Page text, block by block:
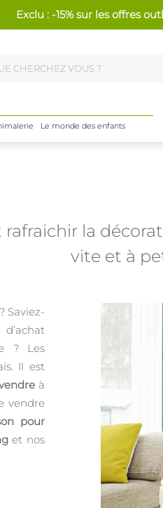
Exclu : -15% sur les offres
Le monde des enfants
la
vite et à
Saviez-
? Les
Il est
à
vendre
pour
et nos